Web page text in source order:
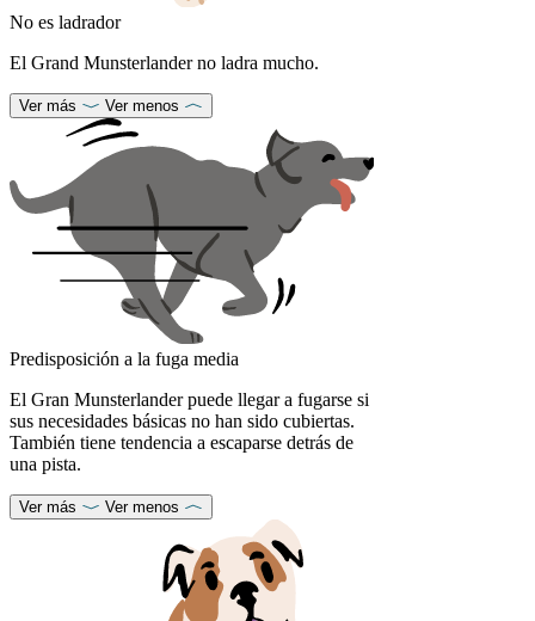
No es ladrador
El Grand Munsterlander no ladra mucho.
Ver más Ver menos
Predisposición a la fuga media
El Gran Munsterlander puede llegar a fugarse si
sus necesidades básicas no han sido cubiertas.
También tiene tendencia a escaparse detrás de
una pista.
Ver más Ver menos